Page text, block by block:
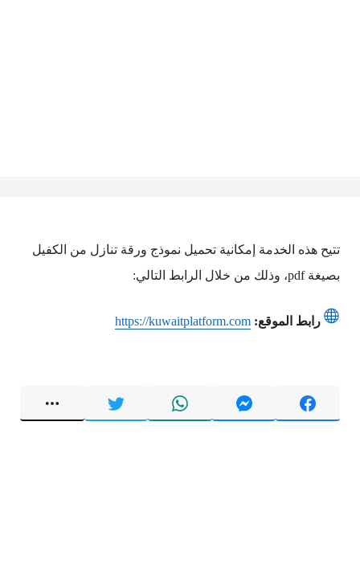
تتيح هذه الخدمة إمكانية تحميل نموذج ورقة تنازل من الكفيل
بصيغة pdf، وذلك من خلال الرابط التالي:
رابط الموقع: https://kuwaitplatform.com